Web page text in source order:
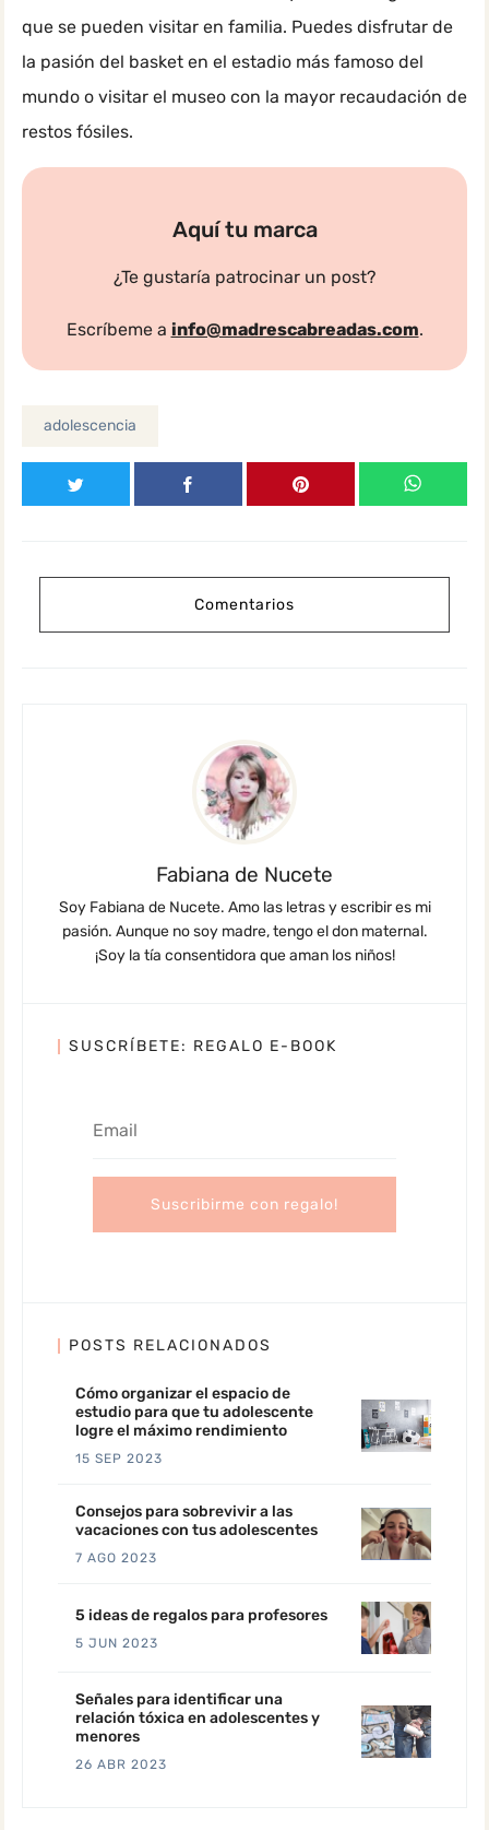
que se pueden visitar en familia. Puedes disfrutar de
la pasión del basket en el estadio más famoso del
mundo o visitar el museo con la mayor recaudación de
restos fósiles.
Aquí tu marca
¿Te gustaría patrocinar un post?
Escríbeme a info@madrescabreadas.com.
adolescencia
Comentarios
Fabiana de Nucete
Soy Fabiana de Nucete. Amo las letras y escribir es mi
pasión. Aunque no soy madre, tengo el don maternal.
¡Soy la tía consentidora que aman los niños!
SUSCRÍBETE: REGALO E-BOOK
POSTS RELACIONADOS
Cómo organizar el espacio de
estudio para que tu adolescente
logre el máximo rendimiento
15 SEP 2023
Consejos para sobrevivir a las
vacaciones con tus adolescentes
7 AGO 2023
5 ideas de regalos para profesores
5 JUN 2023
Señales para identificar una
relación tóxica en adolescentes y
menores
26 ABR 2023